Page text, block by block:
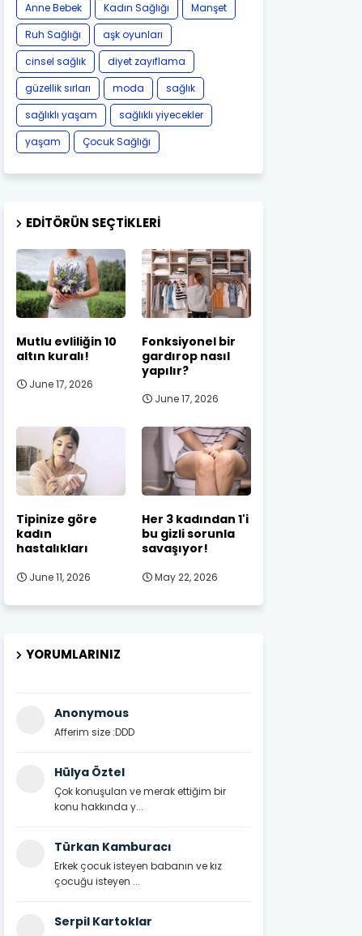
Anne Bebek Kadın Sağlığı
Manşet
Ruh Sağlığı
aşk oyunları
cinsel sağlık
diyet zayıflama
güzellik sırları
moda
sağlık
sağlıklı yaşam
sağlıklı yiyecekler
yaşam
Çocuk Sağlığı
EDITÖRÜN SEÇTIKLERI
Mutlu evliliğin 10
altın kuralı!
June 17, 2026
Fonksiyonel bir
gardırop nasıl
yapılır?
June 17, 2026
Tipinize göre
kadın
hastalıkları
June 11, 2026
Her 3 kadından 1'i
bu gizli sorunla
savaşıyor!
May 22, 2026
YORUMLARINIZ
Anonymous
Afferim size :DDD
Hülya Öztel
Çok konuşulan ve merak ettiğim bir
konu hakkında y...
Türkan Kamburacı
Erkek çocuk isteyen babanın ve kız
çocuğu isteyen ...
Serpil Kartoklar